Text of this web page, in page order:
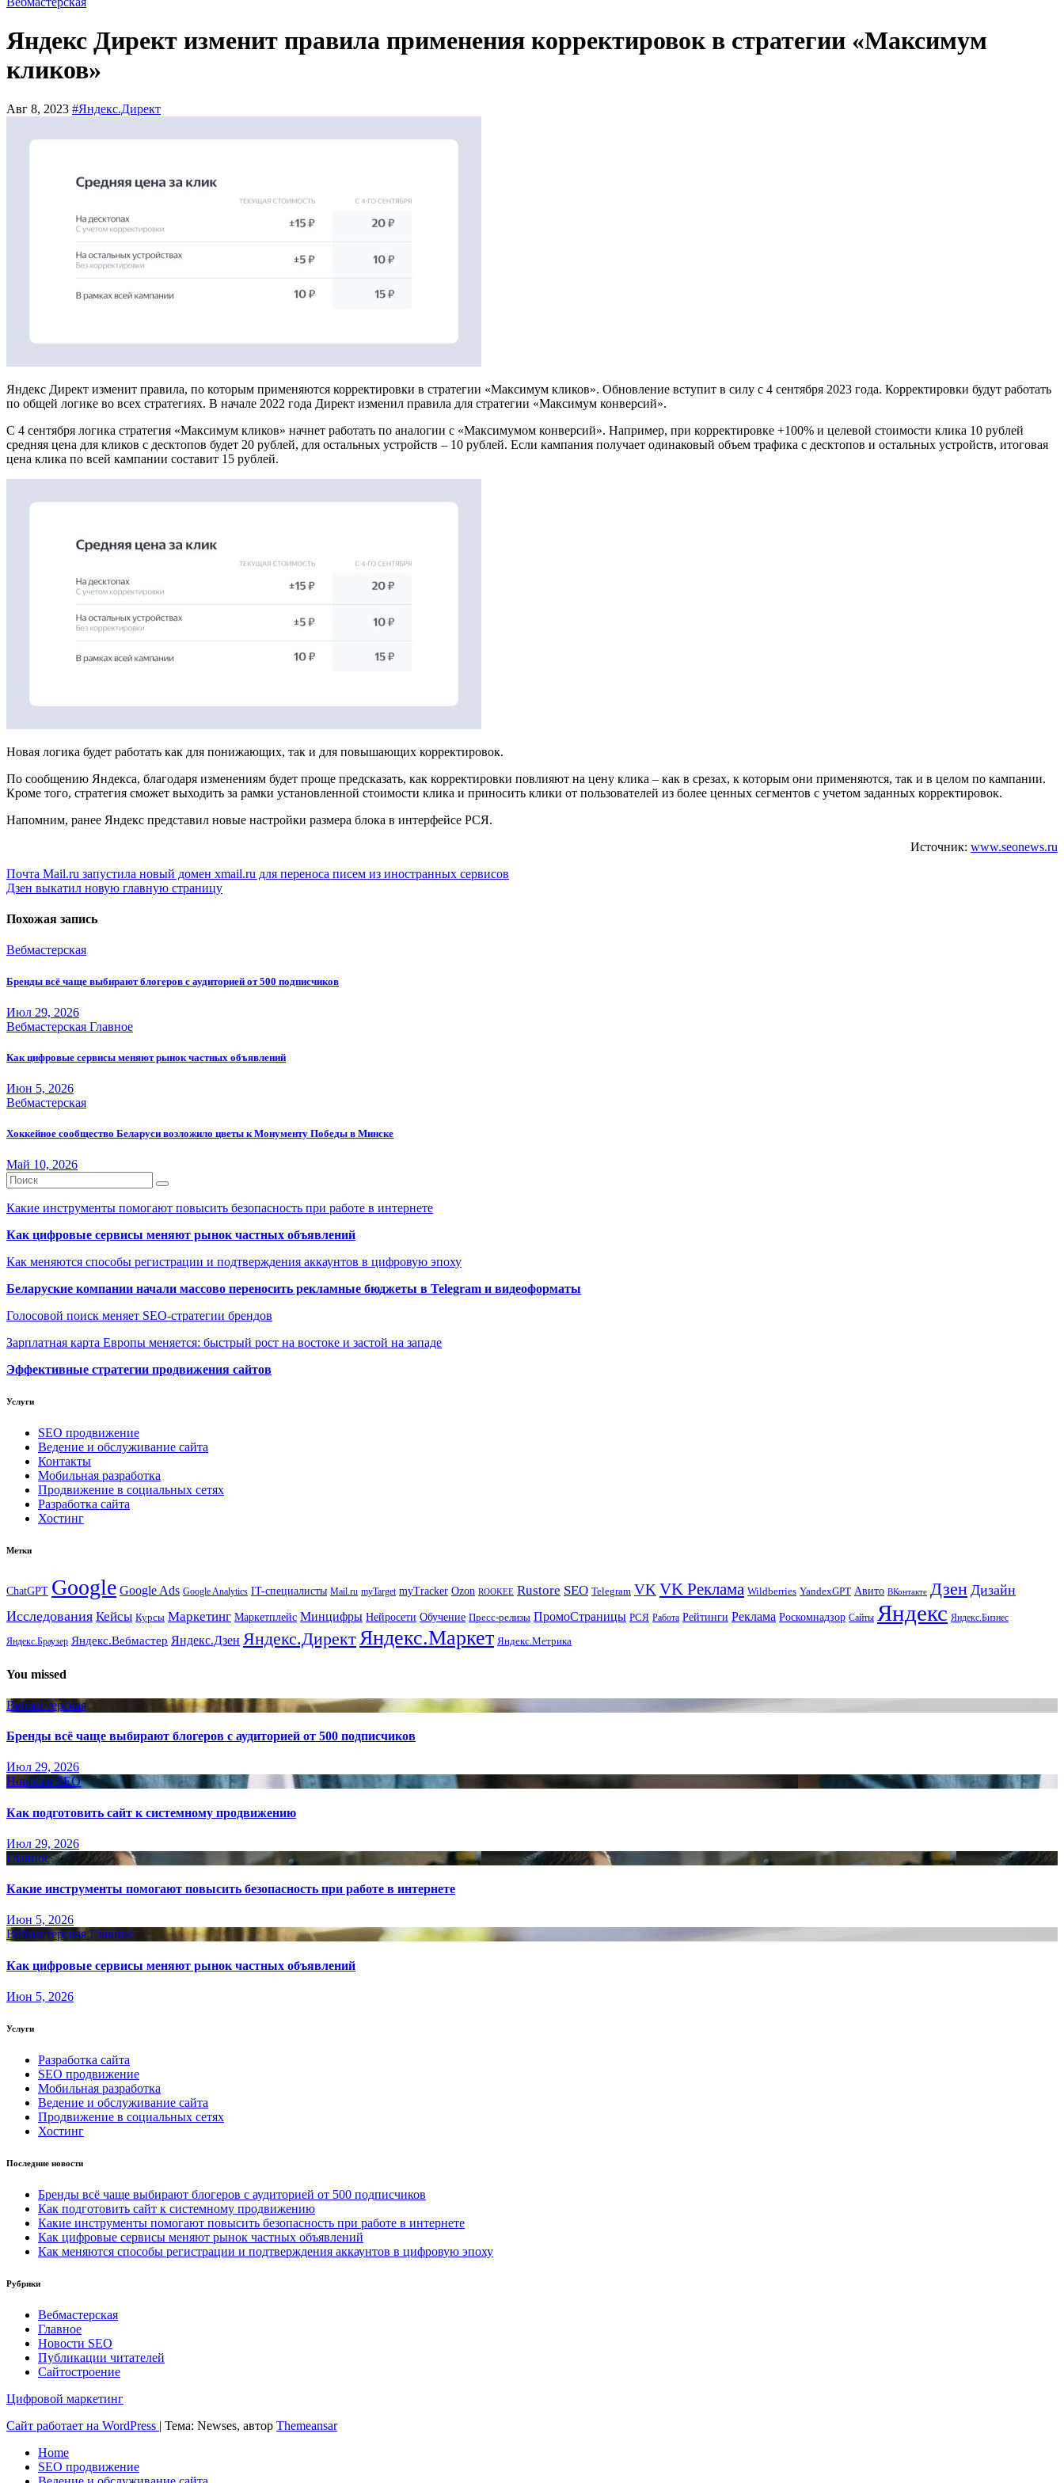
Яндекс Директ изменит правила применения корректировок в стратегии «Максимум
кликов»
Авг 8, 2023 #Яндекс.Директ
Яндекс Директ изменит правила, по которым применяются корректировки в стратегии «Максимум кликов». Обновление вступит в силу с 4 сентября 2023 года. Корректировки будут работать
по общей логике во всех стратегиях. В начале 2022 года Директ изменил правила для стратегии «Максимум конверсий».
С 4 сентября логика стратегия «Максимум кликов» начнет работать по аналогии с «Максимумом конверсий». Например, при корректировке +100% и целевой стоимости клика 10 рублей
средняя цена для кликов с десктопов будет 20 рублей, для остальных устройств – 10 рублей. Если кампания получает одинаковый объем трафика с десктопов и остальных устройств, итоговая
цена клика по всей кампании составит 15 рублей.
Новая логика будет работать как для понижающих, так и для повышающих корректировок.
По сообщению Яндекса, благодаря изменениям будет проще предсказать, как корректировки повлияют на цену клика – как в срезах, к которым они применяются, так и в целом по кампании.
Кроме того, стратегия сможет выходить за рамки установленной стоимости клика и приносить клики от пользователей из более ценных сегментов с учетом заданных корректировок.
Напомним, ранее Яндекс представил новые настройки размера блока в интерфейсе РСЯ.
Источник: www.seonews.ru
Навигация
по
записям
Почта Mail.ru запустила новый домен xmail.ru для переноса писем из иностранных сервисов
Дзен выкатил новую главную страницу
Похожая запись
Вебмастерская
Бренды всё чаще выбирают блогеров с аудиторией от 500 подписчиков
Июл 29, 2026
Вебмастерская Главное
Как цифровые сервисы меняют рынок частных объявлений
Июн 5, 2026
Вебмастерская
Хоккейное сообщество Беларуси возложило цветы к Монументу Победы в Минске
Май 10, 2026
Какие инструменты помогают повысить безопасность при работе в интернете
Как цифровые сервисы меняют рынок частных объявлений
Как меняются способы регистрации и подтверждения аккаунтов в цифровую эпоху
Беларуские компании начали массово переносить рекламные бюджеты в Telegram и видеоформаты
Голосовой поиск меняет SEO-стратегии брендов
Зарплатная карта Европы меняется: быстрый рост на востоке и застой на западе
Эффективные стратегии продвижения сайтов
Услуги
SEO продвижение
Ведение и обслуживание сайта
Контакты
Мобильная разработка
Продвижение в социальных сетях
Разработка сайта
Хостинг
Метки
ChatGPT Google Google Ads Google Analytics IT-специалисты Mail.ru myTarget myTracker Ozon ROOKEE Rustore SEO Telegram VKVK Реклама Wildberries YandexGPT Авито ВКонтакте Дзен Дизайн
Исследования Кейсы Курсы Маркетинг Маркетплейс Минцифры Нейросети Обучение Пресс-релизы ПромоСтраницы РСЯ Работа Рейтинги Реклама Роскомнадзор Сайты Яндекс Яндекс.Бизнес
Яндекс.Браузер Яндекс.Вебмастер Яндекс.Дзен Яндекс.ДиректЯндекс.Маркет Яндекс.Метрика
You missed
Вебмастерская
Бренды всё чаще выбирают блогеров с аудиторией от 500 подписчиков
Июл 29, 2026
Новости SEO
Как подготовить сайт к системному продвижению
Июл 29, 2026
Главное
Какие инструменты помогают повысить безопасность при работе в интернете
Июн 5, 2026
Вебмастерская Главное
Как цифровые сервисы меняют рынок частных объявлений
Июн 5, 2026
Услуги
Разработка сайта
SEO продвижение
Мобильная разработка
Ведение и обслуживание сайта
Продвижение в социальных сетях
Хостинг
Последние новости
Бренды всё чаще выбирают блогеров с аудиторией от 500 подписчиков
Как подготовить сайт к системному продвижению
Какие инструменты помогают повысить безопасность при работе в интернете
Как цифровые сервисы меняют рынок частных объявлений
Как меняются способы регистрации и подтверждения аккаунтов в цифровую эпоху
Рубрики
Вебмастерская
Главное
Новости SEO
Публикации читателей
Сайтостроение
Цифровой маркетинг
Сайт работает на WordPress | Тема: Newses, автор Themeansar
Home
SEO продвижение